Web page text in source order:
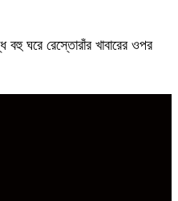
বহু ঘরে রেস্তোরাঁর খাবারের ওপর